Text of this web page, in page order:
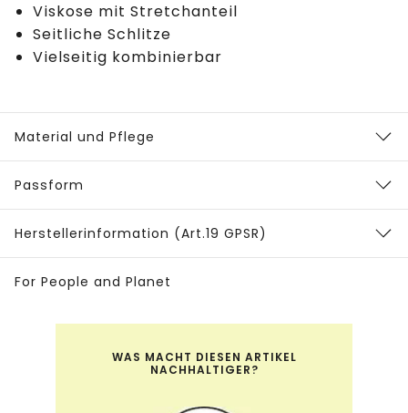
Viskose mit Stretchanteil
Seitliche Schlitze
Vielseitig kombinierbar
Material und Pflege
Passform
Herstellerinformation (Art.19 GPSR)
For People and Planet
WAS MACHT DIESEN ARTIKEL
NACHHALTIGER?